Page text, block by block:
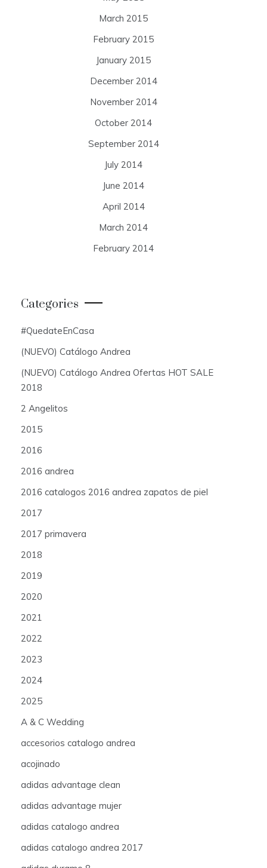
March 2015
February 2015
January 2015
December 2014
November 2014
October 2014
September 2014
July 2014
June 2014
April 2014
March 2014
February 2014
Categories
#QuedateEnCasa
(NUEVO) Catálogo Andrea
(NUEVO) Catálogo Andrea Ofertas HOT SALE
2018
2 Angelitos
2015
2016
2016 andrea
2016 catalogos 2016 andrea zapatos de piel
2017
2017 primavera
2018
2019
2020
2021
2022
2023
2024
2025
A & C Wedding
accesorios catalogo andrea
acojinado
adidas advantage clean
adidas advantage mujer
adidas catalogo andrea
adidas catalogo andrea 2017